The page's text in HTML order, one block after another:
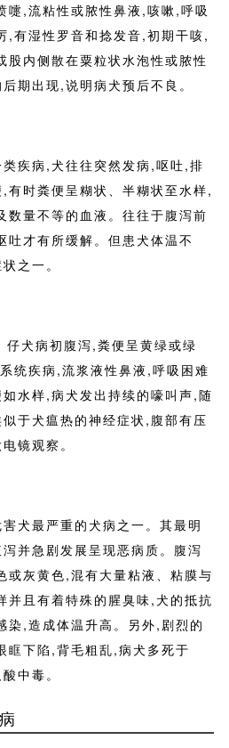
嚏,流粘性或脓性鼻液,咳嗽,呼吸
,有湿性罗音和捻发音,初期干咳,
股内侧散在粟粒状水泡性或脓性
期出现,说明病犬预后不良。
疾病,犬往往突然发病,呕吐,排
有时粪便呈糊状、半糊状至水样,
数量不等的血液。往往于腹泻前
吐才有所缓解。但患犬体温不
之一。
犬病初腹泻,粪便呈黄绿或绿
统疾病,流浆液性鼻液,呼吸困难
水样,病犬发出持续的嚎叫声,随
于犬瘟热的神经症状,腹部有压
镜观察。
犬最严重的犬病之一。其最明
并急剧发展呈现恶病质。腹泻
或灰黄色,混有大量粘液、粘膜与
并且有着特殊的腥臭味,犬的抵抗
染,造成体温升高。另外,剧烈的
眶下陷,背毛粗乱,病犬多死于
中毒。